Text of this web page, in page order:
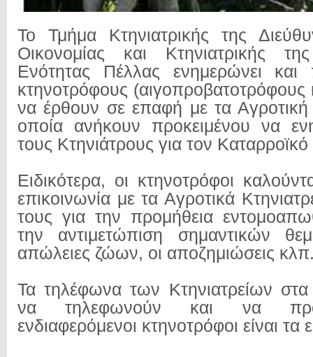
Το Τμήμα Κτηνιατρικής της
Οικονομίας και Κτηνιατρικής
Ενότητας Πέλλας ενημερώνει και
κτηνοτρόφους (αιγοπροβατοτρόφους
να έρθουν σε επαφή με τα Αγροτική
οποία ανήκουν προκειμένου να
τους Κτηνιάτρους για τον
Ειδικότερα, οι κτηνοτρόφοι
επικοινωνία με τα Αγροτικά
τους για την προμήθεια
την αντιμετώπιση σημαντικών
απώλειες ζώων, οι αποζημιώσεις
Τα τηλέφωνα των Κτηνιατρείων
να τηλεφωνούν και να
ενδιαφερόμενοι κτηνοτρόφοι είναι τα